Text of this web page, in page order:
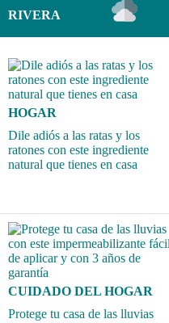
RIVERA
HOGAR
Dile adiós a las ratas y los
ratones con este ingrediente
natural que tienes en casa
CUIDADO DEL HOGAR
Protege tu casa de las lluvias